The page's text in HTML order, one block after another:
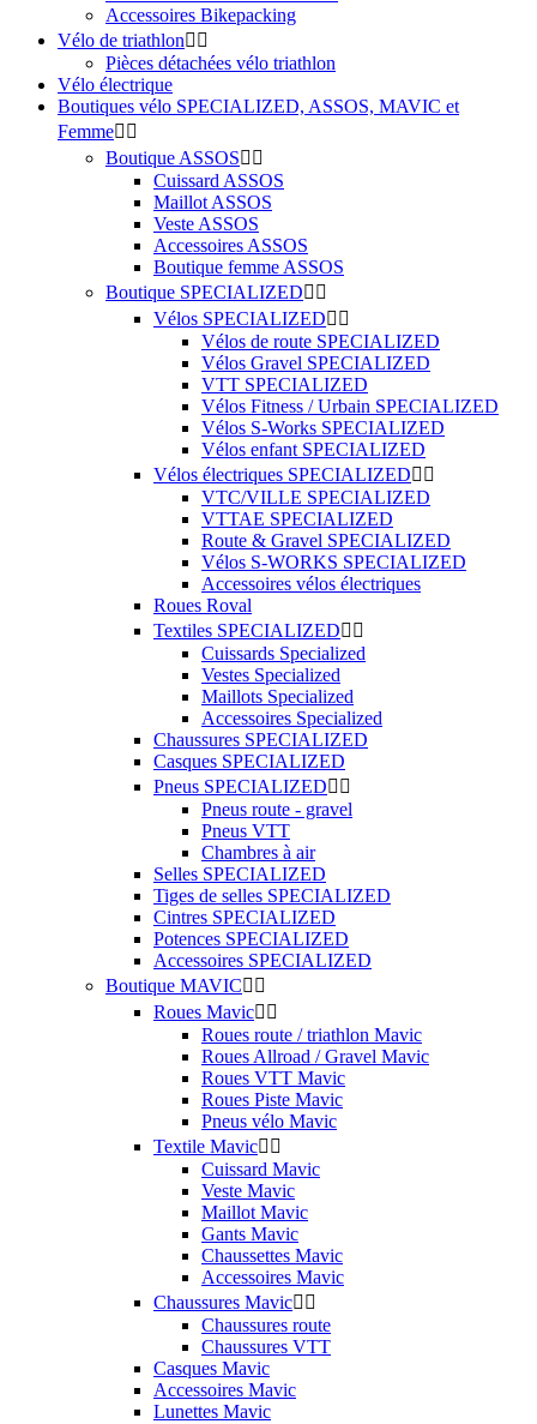
Accessoires Bikepacking
Vélo de triathlon 
Pièces détachées vélo triathlon
Vélo électrique
Boutiques vélo SPECIALIZED, ASSOS, MAVIC et
Femme 
Boutique ASSOS 
Cuissard ASSOS
Maillot ASSOS
Veste ASSOS
Accessoires ASSOS
Boutique femme ASSOS
Boutique SPECIALIZED 
Vélos SPECIALIZED 
Vélos de route SPECIALIZED
Vélos Gravel SPECIALIZED
VTT SPECIALIZED
Vélos Fitness / Urbain SPECIALIZED
Vélos S-Works SPECIALIZED
Vélos enfant SPECIALIZED
Vélos électriques SPECIALIZED 
VTC/VILLE SPECIALIZED
VTTAE SPECIALIZED
Route & Gravel SPECIALIZED
Vélos S-WORKS SPECIALIZED
Accessoires vélos électriques
Roues Roval
Textiles SPECIALIZED 
Cuissards Specialized
Vestes Specialized
Maillots Specialized
Accessoires Specialized
Chaussures SPECIALIZED
Casques SPECIALIZED
Pneus SPECIALIZED 
Pneus route - gravel
Pneus VTT
Chambres à air
Selles SPECIALIZED
Tiges de selles SPECIALIZED
Cintres SPECIALIZED
Potences SPECIALIZED
Accessoires SPECIALIZED
Boutique MAVIC 
Roues Mavic 
Roues route / triathlon Mavic
Roues Allroad / Gravel Mavic
Roues VTT Mavic
Roues Piste Mavic
Pneus vélo Mavic
Textile Mavic 
Cuissard Mavic
Veste Mavic
Maillot Mavic
Gants Mavic
Chaussettes Mavic
Accessoires Mavic
Chaussures Mavic 
Chaussures route
Chaussures VTT
Casques Mavic
Accessoires Mavic
Lunettes Mavic